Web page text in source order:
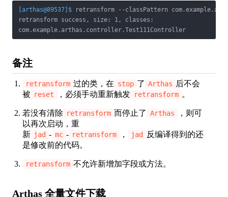
[arthas@89537]$ retransform --classPattern
retransform success, size: 1, classes:
com.example.arthas.controller.Test111Controller
备注
retransform 过的类，在 stop 了 Arthas 后不会
被 reset ，必须手动重新触发 retransform 。
若没有清除 retransform 而停止了 Arthas
，则可
以再次启动，重
新 jad - mc - retransform ， jad
反编译得到的还
是修改前的代码。
retransform 不允许新增加字段或方法。
Arthas 全量文件下载